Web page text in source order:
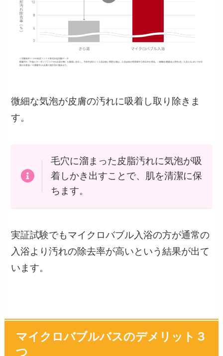
微細な気泡が皮膚の汚れに吸着し取り除きま
す。
毛穴に溜まった皮脂汚れに気泡が吸
着しかき出すことで、肌を清潔に保
ちます。
実証試験でもマイクロバブル入浴の方が通常の
入浴より汚れの除去率が高いという結果が出て
います。
マイクロバブルバスのデメリット３
つ